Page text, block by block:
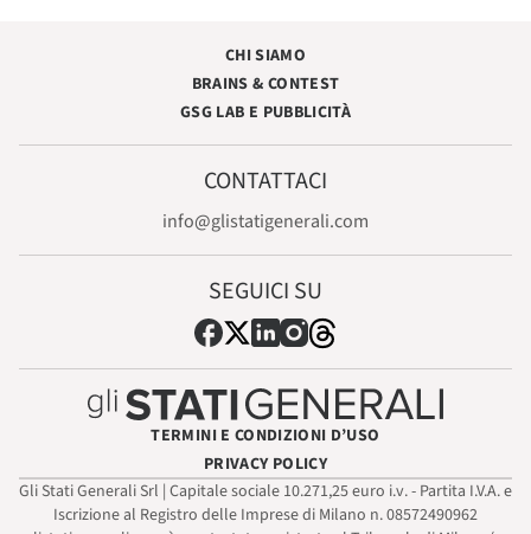
CHI SIAMO
BRAINS & CONTEST
GSG LAB E PUBBLICITÀ
CONTATTACI
info@glistatigenerali.com
SEGUICI SU
TERMINI E CONDIZIONI D’USO
PRIVACY POLICY
Gli Stati Generali Srl | Capitale sociale 10.271,25 euro i.v. - Partita I.V.A. e
Iscrizione al Registro delle Imprese di Milano n. 08572490962